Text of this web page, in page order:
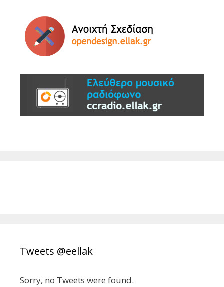
Tweets @eellak
Sorry, no Tweets were found.